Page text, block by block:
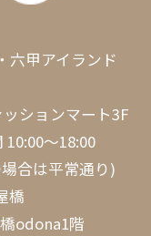
六甲アイランド
ションマート3F
～18:00
合は平常通り)
橋
odona1階